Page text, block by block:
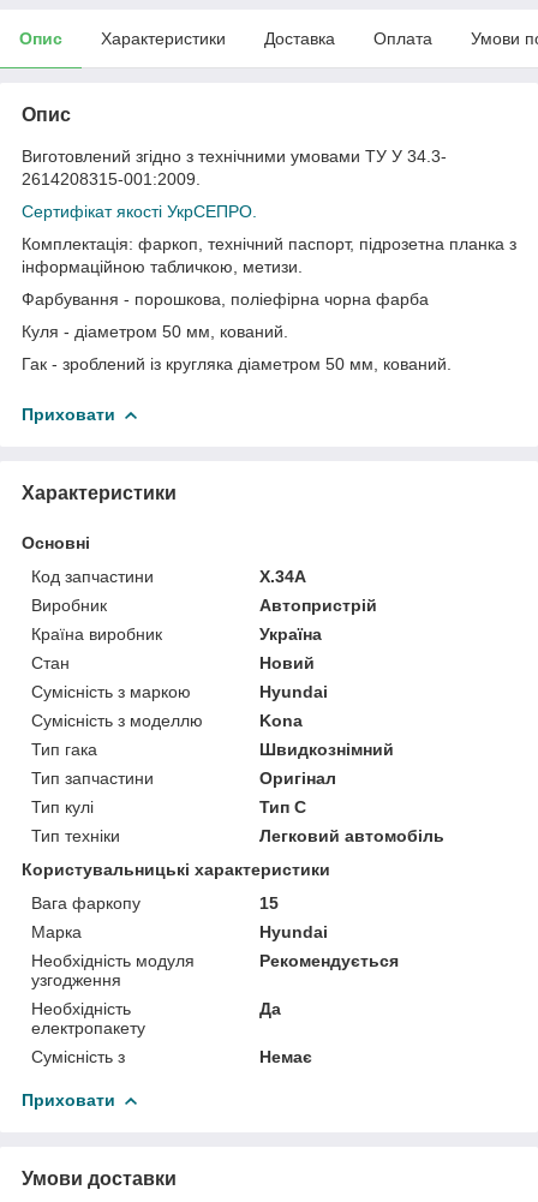
Опис Характеристики Доставка Оплата Умови
Опис
Виготовлений згідно з технічними умовами ТУ У 34.3-
2614208315-001:2009.
Сертифікат якості УкрСЕПРО.
Комплектація: фаркоп, технічний паспорт, підрозетна планка з
інформаційною табличкою, метизи.
Фарбування - порошкова, поліефірна чорна фарба
Куля - діаметром 50 мм, кований.
Гак - зроблений із кругляка діаметром 50 мм, кований.
Приховати
Характеристики
Основні
Код запчастини
Х.34А
Виробник
Автопристрій
Країна виробник
Україна
Стан
Новий
Сумісність з маркою
Hyundai
Сумісність з моделлю
Kona
Тип гака
Швидкознімний
Тип запчастини
Оригінал
Тип кулі
Тип C
Тип техніки
Легковий автомобіль
Користувальницькі характеристики
Вага фаркопу
15
Марка
Hyundai
Необхідність модуля
узгодження
Рекомендується
Необхідність
електропакету
Да
Сумісність з Немає
Приховати
Умови доставки